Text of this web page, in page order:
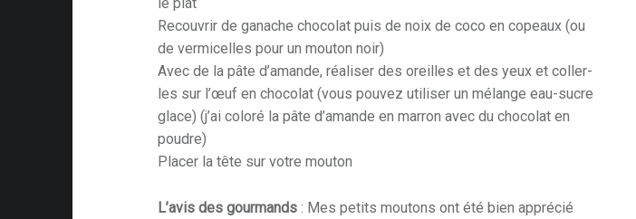
Recouvrir de ganache chocolat puis de noix de coco en copeaux (ou
de vermicelles pour un mouton noir)
Avec de la pâte d’amande, réaliser des oreilles et des yeux et coller-
les sur l’œuf en chocolat (vous pouvez utiliser un mélange eau-sucre
glace) (j’ai coloré la pâte d’amande en marron avec du chocolat en
poudre)
Placer la tête sur votre mouton
L’avis des gourmands : Mes petits moutons ont été bien apprécié